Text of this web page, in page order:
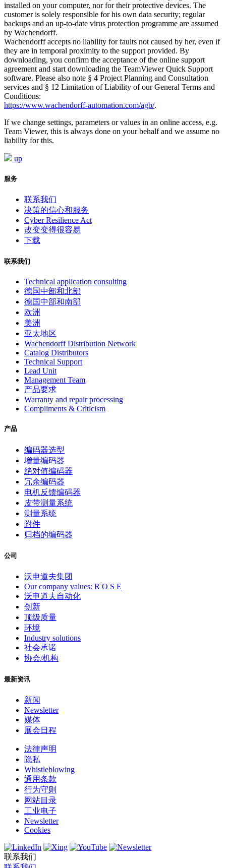
installed on your computer, nor for their protective devices. The
customer is solely responsible for his own data security; regular
backups and an up-to-date virus protection programme are assumed
by Wachendorff.
Wachendorff accepts no liability for faults not caused by her, even if
they are in temporal proximity to the support provided. By
downloading, you confirm the acceptance of the online support
agreement and start downloading the TeamViewer Quick Support
software. Please also note § 4 Project Planning and Consultation
services and § 12 Limitation of Liability of our General Terms and
Conditions:
https://www.wachendorff-automation.com/agb/.
If we change settings, parameters or values in an online access, e.g.
Team Viewer, this is always done on your behalf and we assume no
liability for this.
up
服务
联系我们
决策的信心和服务
Cyber Resilience Act
改变变得很容易
下载
联系我们
Technical application consulting
德国中部和北部
德国中部和南部
欧洲
美洲
亚太地区
Wachendorff Distribution Network
Catalog Distributors
Technical Support
Lead Unit
Management Team
产品要求
Warranty and repair processing
Compliments & Criticism
产品
编码器选型
增量编码器
绝对值编码器
冗余编码器
电机反馈编码器
皮带测量系统
测量系统
附件
归档的编码器
公司
沃申道夫集团
Our company values: R O S E
沃申道夫自动化
创新
顶级质量
环境
Industry solutions
社会承诺
协会/机构
最新资讯
新闻
Newsletter
媒体
展会日程
法律声明
隐私
Whistleblowing
通用条款
行为守则
网站目录
工业电子
Newsletter
Cookies
联系我们